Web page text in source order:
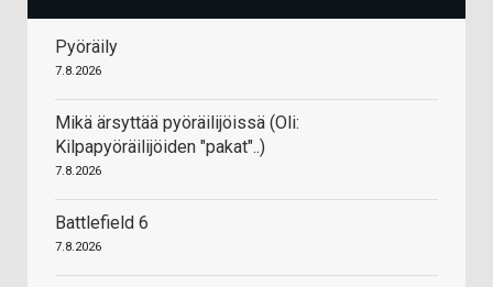
Pyöräily
7.8.2026
Mikä ärsyttää pyöräilijöissä (Oli:
Kilpapyöräilijöiden "pakat"..)
7.8.2026
Battlefield 6
7.8.2026